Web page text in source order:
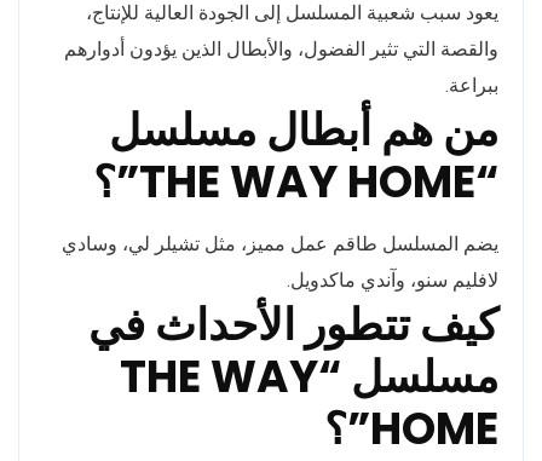
يعود سبب شعبية المسلسل إلى الجودة العالية للإنتاج،
والقصة التي تثير الفضول، والأبطال الذين يؤدون أدوارهم
ببراعة.
من هم أبطال مسلسل
“THE WAY HOME”؟
يضم المسلسل طاقم عمل مميز، مثل تشيلر لي، وسادي
لافليم سنو، وآندي ماكدويل.
كيف تتطور الأحداث في
مسلسل “THE WAY
HOME”؟